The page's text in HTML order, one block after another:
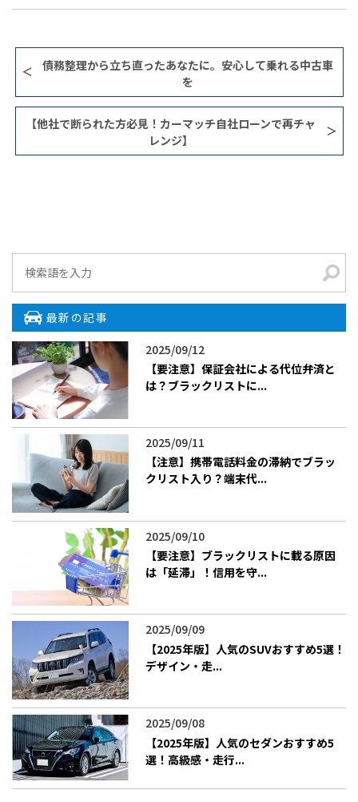
債務整理から立ち直ったあなたに。安心して乗れる中古車
を
【他社で断られた方必見！カーマッチ自社ローンで再チャ
レンジ】
最新の記事
2025/09/12
【要注意】保証会社による代位弁済と
は？ブラックリストに...
2025/09/11
【注意】携帯電話料金の滞納でブラッ
クリスト入り？端末代...
2025/09/10
【要注意】ブラックリストに載る原因
は「延滞」！信用を守...
2025/09/09
【2025年版】人気のSUVおすすめ5選！
デザイン・走...
2025/09/08
【2025年版】人気のセダンおすすめ5
選！高級感・走行...